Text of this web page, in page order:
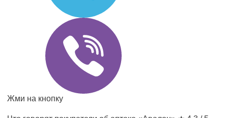
Жми на кнопку